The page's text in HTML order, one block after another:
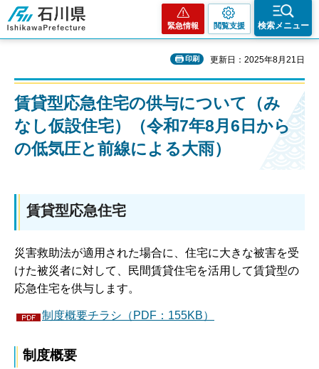
石川県
緊急情報 閲覧支援 検索メニュー
印刷 更新日：2025年8月21日
賃貸型応急住宅の供与について（み
なし仮設住宅）（令和7年8月6日から
の低気圧と前線による大雨）
賃貸型応急住宅
災害救助法が適用された場合に、住宅に大きな被害を受
けた被災者に対して、民間賃貸住宅を活用して賃貸型の
応急住宅を供与します。
制度概要チラシ（PDF：155KB）
制度概要